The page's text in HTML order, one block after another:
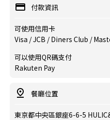
付款資訊
可使用信用卡
Visa / JCB / Diners Club /
可以使用QR碼支付
Rakuten Pay
餐廳位置
東京都中央區銀座6-6-5